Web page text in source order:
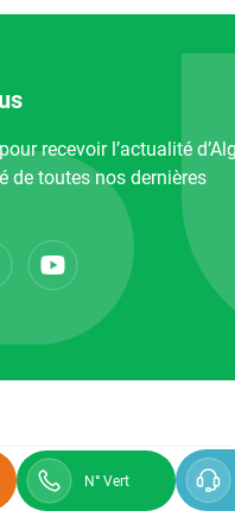
N° Vert
recevoir l’actualité
de toutes nos dernières